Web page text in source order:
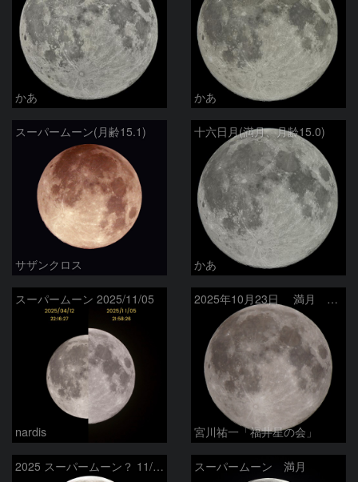
かあ かあ
スーパームーン(月齢15.1)
サザンクロス
十六日月(満月、月齢15.0)
かあ
スーパームーン 2025/11/05
nardis
2025年10月23日 満月 スーパームーン
宮川祐一「福井星の会」
2025 スーパームーン？ 11/07 スーパームーン 満月